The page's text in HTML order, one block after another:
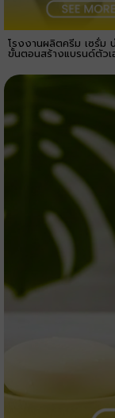
โรงงานผลิตครีม เซรั่ม
ขั้นตอนสร้างแบรนด์ตัว